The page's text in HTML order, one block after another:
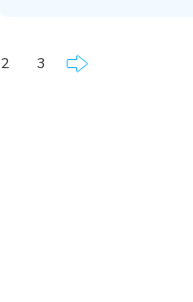
2 3